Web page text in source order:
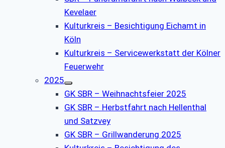
Kevelaer
Kulturkreis – Besichtigung Eichamt in
Köln
Kulturkreis – Servicewerkstatt der Kölner
Feuerwehr
2025
GK SBR – Weihnachtsfeier 2025
GK SBR – Herbstfahrt nach Hellenthal
und Satzvey
GK SBR – Grillwanderung 2025